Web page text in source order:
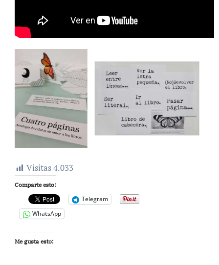
Visitas4.033
Comparte esto:
Telegram
WhatsApp
Me gusta esto: